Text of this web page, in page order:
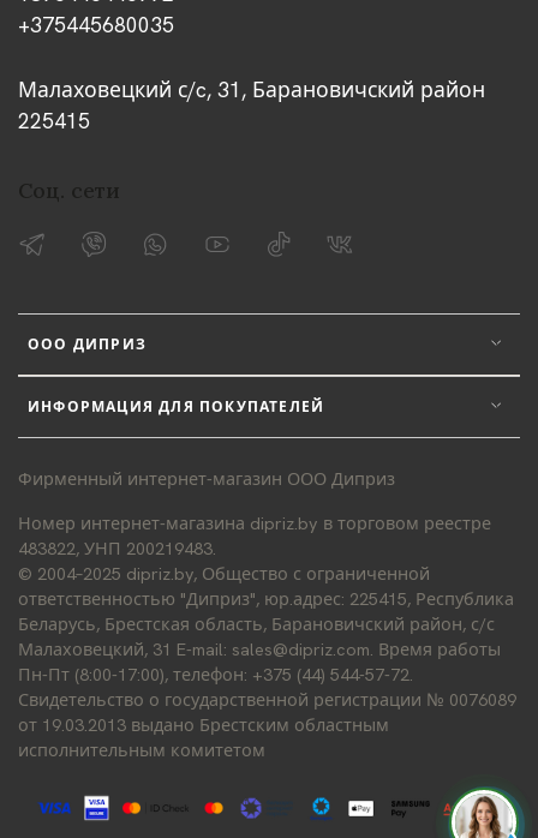
ООО ДИПРИЗ
ИНФОРМАЦИЯ ДЛЯ ПОКУПАТЕЛЕЙ
+375445680035
Малаховецкий с/c, 31, Барановичский район
225415
Соц. сети
Фирменный интернет-магазин ООО Диприз
Номер интернет-магазина dipriz.by в торговом реестре
483822, УНП 200219483.
© 2004–2025 dipriz.by, Общество с ограниченной
ответственностью "Диприз", юр.адрес: 225415, Республика
Беларусь, Брестская область, Барановичский район, с/с
Малаховецкий, 31 E-mail: sales@dipriz.com. Время работы
Пн-Пт (8:00-17:00), телефон: +375 (44) 544-57-72.
Свидетельство о государственной регистрации № 0076089
от 19.03.2013 выдано Брестским областным
исполнительным комитетом
Д